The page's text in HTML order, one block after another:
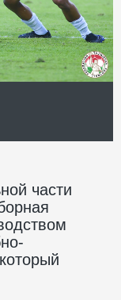
части